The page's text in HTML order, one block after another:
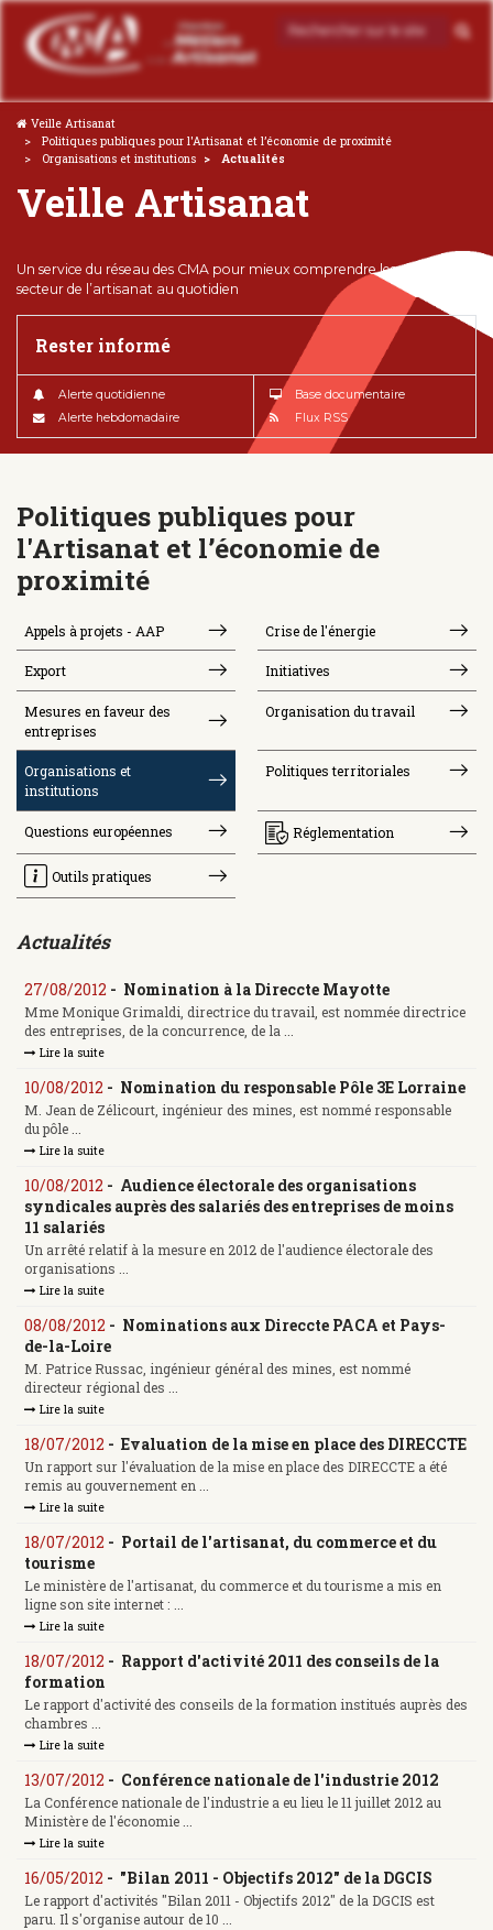
Veille Artisanat
Politiques publiques pour l'Artisanat et l’économie de proximité
Organisations et institutions
Actualités
Veille Artisanat
Un service du réseau des CMA pour mieux comprendre les enjeux du
secteur de l’artisanat au quotidien
Rester informé
Alerte quotidienne
Alerte hebdomadaire
Base documentaire
Flux RSS
Politiques publiques pour
l'Artisanat et l’économie de
proximité
Appels à projets - AAP Crise de l'énergie
Export Initiatives
Mesures en faveur des
entreprises
Organisation du travail
Organisations et
institutions
Politiques territoriales
Questions européennes Réglementation
Outils pratiques
Actualités
27/08/2012 - Nomination à la Direccte Mayotte
Mme Monique Grimaldi, directrice du travail, est nommée directrice
des entreprises, de la concurrence, de la ...
Lire la suite
10/08/2012 - Nomination du responsable Pôle 3E Lorraine
M. Jean de Zélicourt, ingénieur des mines, est nommé responsable
du pôle ...
Lire la suite
10/08/2012 - Audience électorale des organisations
syndicales auprès des salariés des entreprises de moins
11 salariés
Un arrêté relatif à la mesure en 2012 de l'audience électorale des
organisations ...
Lire la suite
08/08/2012 - Nominations aux Direccte PACA et Pays-
de-la-Loire
M. Patrice Russac, ingénieur général des mines, est nommé
directeur régional des ...
Lire la suite
18/07/2012 - Evaluation de la mise en place des DIRECCTE
Un rapport sur l'évaluation de la mise en place des DIRECCTE a été
remis au gouvernement en ...
Lire la suite
18/07/2012 - Portail de l'artisanat, du commerce et du
tourisme
Le ministère de l'artisanat, du commerce et du tourisme a mis en
ligne son site internet : ...
Lire la suite
18/07/2012 - Rapport d'activité 2011 des conseils de la
formation
Le rapport d'activité des conseils de la formation institués auprès des
chambres ...
Lire la suite
13/07/2012 - Conférence nationale de l'industrie 2012
La Conférence nationale de l'industrie a eu lieu le 11 juillet 2012 au
Ministère de l'économie ...
Lire la suite
16/05/2012 - "Bilan 2011 - Objectifs 2012" de la DGCIS
Le rapport d'activités "Bilan 2011 - Objectifs 2012" de la DGCIS est
paru. Il s'organise autour de 10 ...